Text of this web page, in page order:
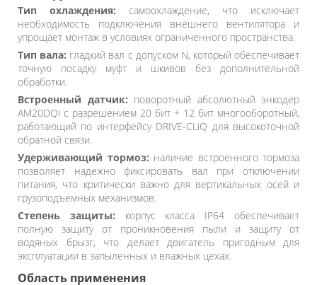
Тип охлаждения: самоохлаждение, что исключает
необходимость подключения внешнего вентилятора и
упрощает монтаж в условиях ограниченного пространства.
Тип вала: гладкий вал с допуском N, который обеспечивает
точную посадку муфт и шкивов без дополнительной
обработки.
Встроенный датчик: поворотный абсолютный энкодер
AM20DQi с разрешением 20 бит + 12 бит многооборотный,
работающий по интерфейсу DRIVE-CLiQ для высокоточной
обратной связи.
Удерживающий тормоз: наличие встроенного тормоза
позволяет надежно фиксировать вал при отключении
питания, что критически важно для вертикальных осей и
грузоподъемных механизмов.
Степень защиты: корпус класса IP64 обеспечивает
полную защиту от проникновения пыли и защиту от
водяных брызг, что делает двигатель пригодным для
эксплуатации в запыленных и влажных цехах.
Область применения